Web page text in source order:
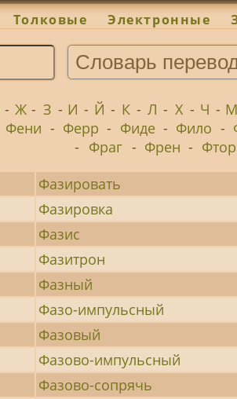
Толковые Электронные
- Ж - З - И - Й - К - Л - Х - Ч - М
Фени - Ферр - Фиде - Фило -
- Фраг - Френ - Фтор
Фазировать
Фазировка
Фазис
Фазитрон
Фазный
Фазо-импульсный
Фазовый
Фазово-импульсный
Фазово-сопрячь